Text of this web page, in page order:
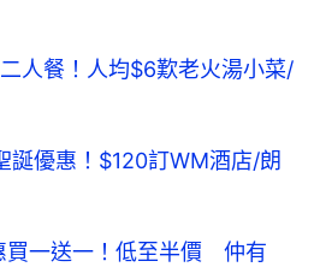
人餐！人均$6歎老火湯小菜/
誕優惠！$120訂WM酒店/朗
買一送一！低至半價 仲有